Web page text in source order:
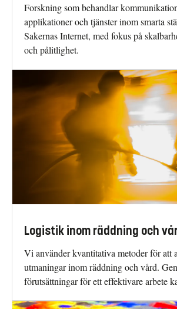
Forskning som behandlar
applikationer och tjänster inom smarta
Sakernas Internet, med fokus på
och pålitlighet.
Logistik inom räddning och
Vi använder kvantitativa metoder för att
utmaningar inom räddning och vård.
förutsättningar för ett effektivare arbete